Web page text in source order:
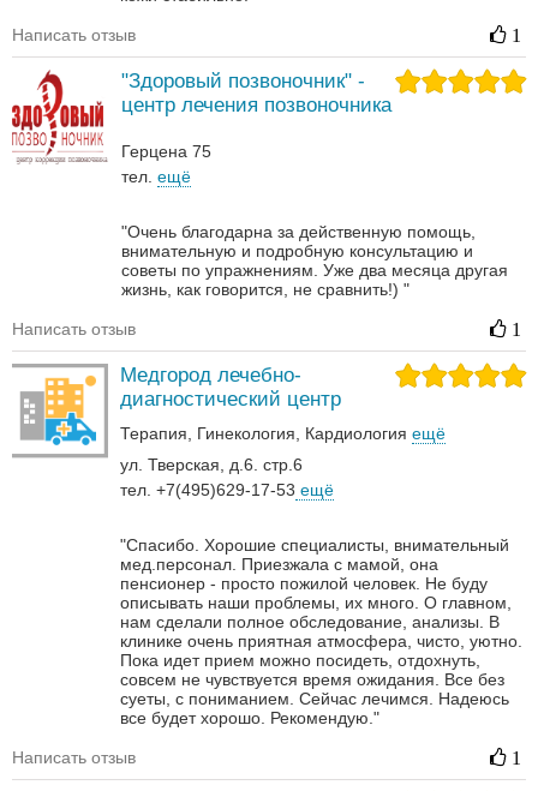
Написать отзыв 1
"Здоровый позвоночник" -
центр лечения позвоночника
Герцена 75
тел.ещё
"Очень благодарна за действенную помощь,
внимательную и подробную консультацию и
советы по упражнениям. Уже два месяца другая
жизнь, как говорится, не сравнить!) "
Написать отзыв 1
Медгород лечебно-
диагностический центр
Терапия Гинекология Кардиология ещё
ул. Тверская, д.6. стр.6
тел. +7(495)629-17-53 ещё
"Спасибо. Хорошие специалисты, внимательный
мед.персонал. Приезжала с мамой, она
пенсионер - просто пожилой человек. Не буду
описывать наши проблемы, их много. О главном,
нам сделали полное обследование, анализы. В
клинике очень приятная атмосфера, чисто, уютно.
Пока идет прием можно посидеть, отдохнуть,
совсем не чувствуется время ожидания. Все без
суеты, с пониманием. Сейчас лечимся. Надеюсь
все будет хорошо. Рекомендую."
Написать отзыв 1